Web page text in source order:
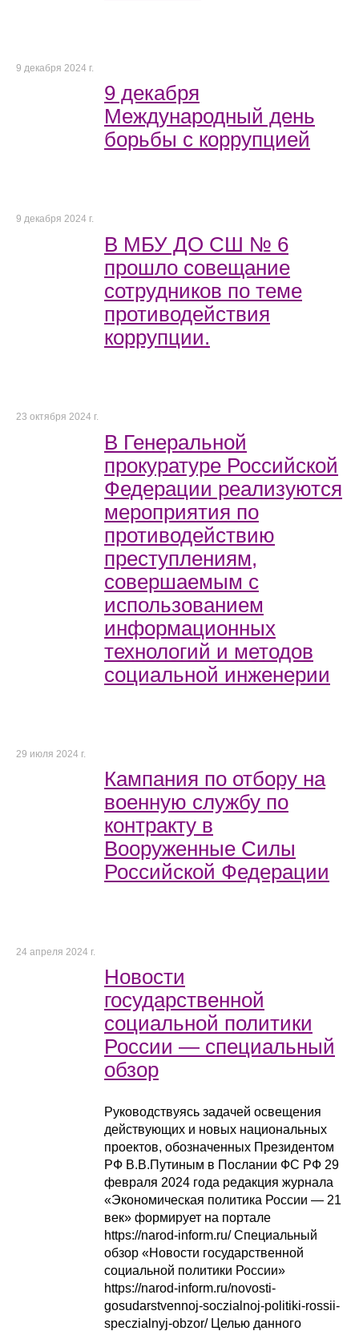
9 декабря 2024 г.
9 декабря
Международный день
борьбы с коррупцией
9 декабря 2024 г.
В МБУ ДО СШ № 6
прошло совещание
сотрудников по теме
противодействия
коррупции.
23 октября 2024 г.
В Генеральной
прокуратуре Российской
Федерации реализуются
мероприятия по
противодействию
преступлениям,
совершаемым с
использованием
информационных
технологий и методов
социальной инженерии
29 июля 2024 г.
Кампания по отбору на
военную службу по
контракту в
Вооруженные Силы
Российской Федерации
24 апреля 2024 г.
Новости
государственной
социальной политики
России — специальный
обзор
Руководствуясь задачей освещения
действующих и новых национальных
проектов, обозначенных Президентом
РФ В.В.Путиным в Послании ФС РФ 29
февраля 2024 года редакция журнала
«Экономическая политика России — 21
век» формирует на портале
https://narod-inform.ru/ Специальный
обзор «Новости государственной
социальной политики России»
https://narod-inform.ru/novosti-
gosudarstvennoj-soczialnoj-politiki-rossii-
speczialnyj-obzor/ Целью данного